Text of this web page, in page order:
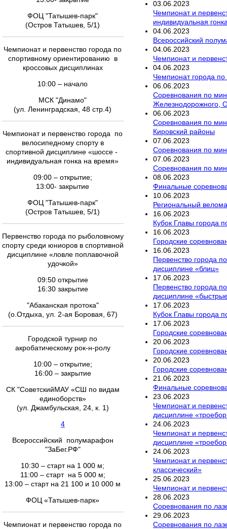
ФОЦ "Татышев-парк"
(Остров Татышев, 5/1)
Чемпионат и первенство города по
спортивному ориентированию в
кроссовых дисциплинах
10:00 – начало
МСК "Динамо"
(ул. Ленинградская, 48 стр.4)
Чемпионат и первенство города по
велосипедному спорту в
спортивной дисциплине «шоссе -
индивидуальная гонка на время»
09:00 – открытие;
13:00- закрытие
ФОЦ "Татышев-парк"
(Остров Татышев, 5/1)
Первенство города по рыболовному
спорту среди юниоров в спортивной
дисциплине «ловле поплавочной
удочкой»
09:50 открытие
16:30 закрытие
"Абаканская протока"
(о.Отдыха, ул. 2-ая Боровая, 67)
Городской турнир по
акробатическому рок-н-ролу
10:00 – открытие;
16:00 – закрытие
СК "СоветскийМАУ «СШ по видам
единоборств»
(ул. Джамбульская, 24, к. 1)
4
Всероссийский полумарафон
"ЗаБег.РФ"
10:30 – старт на 1 000 м;
11:00 – старт на 5 000 м;
13:00 – старт на 21 100 и 10 000 м
ФОЦ «Татышев-парк»
Чемпионат и первенство города по
03 06 2023
Чемпионат и
индивидуальная
04 06 2023
Всероссийский
04 06 2023
Чемпионат и
04 06 2023
Чемпионат города
06 06 2023
Соревнования по
Железнодорожного,
06 06 2023
Соревнования по
Кировский районы
07 06 2023
Соревнования по
07 06 2023
Соревнования по
08 06 2023
Финальные
10 06 2023
Региональный
16 06 2023
Кубок Главы города
16 06 2023
Городские
16 06 2023
Первенство города
дисциплине «блиц»
17 06 2023
Первенство города
дисциплине
17 06 2023
Кубок Главы города
17 06 2023
Городские
20 06 2023
Городские
20 06 2023
Городские
21 06 2023
Финальные
23 06 2023
Чемпионат и
дисциплине
24 06 2023
Чемпионат и
дисциплине
24 06 2023
Чемпионат и
классический»
25 06 2023
Чемпионат и
28 06 2023
Соревнования по
29 06 2023
Соревнования по